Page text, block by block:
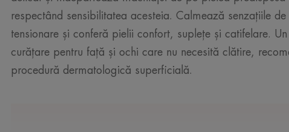
respectând sensibilitatea acesteia. Calmează senzațiile
tensionare și conferă pielii confort, suplețe și catifelare.
curățare pentru față și ochi care nu necesită clătire,
procedură dermatologică superficială.